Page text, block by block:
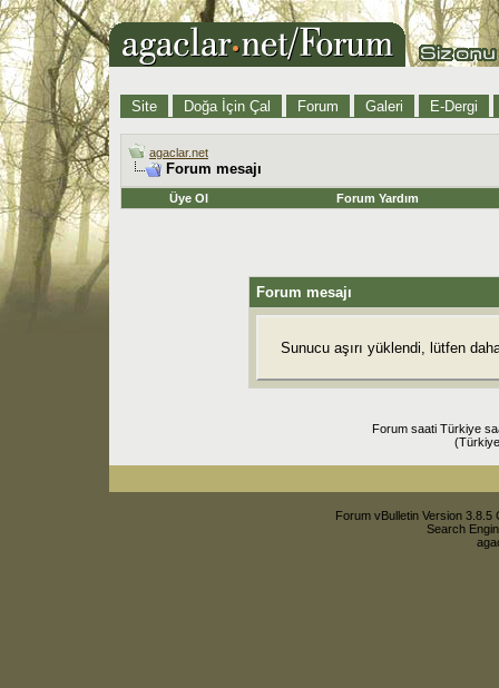
Site Doğa İçin Çal Forum Galeri E-Dergi
agaclar.net
Forum mesajı
Üye Ol Forum Yardım
Forum mesajı
Sunucu aşırı yüklendi, lütfen
Forum saati Türkiye
Forum vBulletin Version
Search